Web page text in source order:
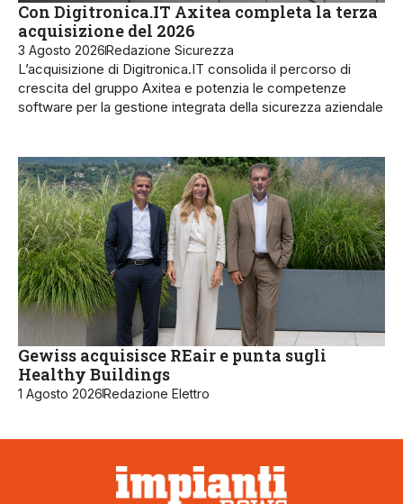
Con Digitronica.IT Axitea completa la terza
acquisizione del 2026
3 Agosto 2026Redazione Sicurezza
L’acquisizione di Digitronica.IT consolida il percorso di
crescita del gruppo Axitea e potenzia le competenze
software per la gestione integrata della sicurezza aziendale
Gewiss acquisisce REair e punta sugli
Healthy Buildings
1 Agosto 2026Redazione Elettro